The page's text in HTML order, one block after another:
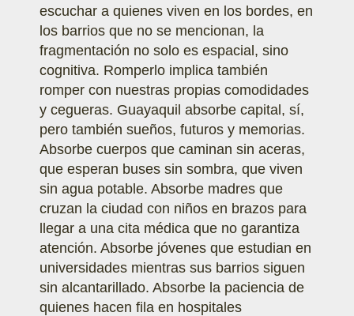
escuchar a quienes viven en los bordes, en
los barrios que no se mencionan, la
fragmentación no solo es espacial, sino
cognitiva. Romperlo implica también
romper con nuestras propias comodidades
y cegueras. Guayaquil absorbe capital, sí,
pero también sueños, futuros y memorias.
Absorbe cuerpos que caminan sin aceras,
que esperan buses sin sombra, que viven
sin agua potable. Absorbe madres que
cruzan la ciudad con niños en brazos para
llegar a una cita médica que no garantiza
atención. Absorbe jóvenes que estudian en
universidades mientras sus barrios siguen
sin alcantarillado. Absorbe la paciencia de
quienes hacen fila en hospitales